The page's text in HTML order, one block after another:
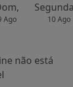
Ago 10 Ago
não está